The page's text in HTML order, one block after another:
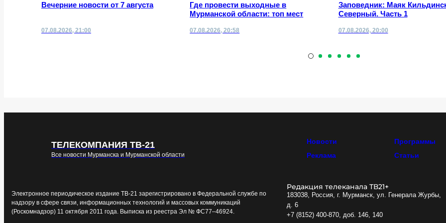
Вечерние новости от 7 августа
07.08.2026, 21:00
Где провести выходные в
Мурманской области: топ мест
07.08.2026, 20:58
Заповедник: Маяк
Северный. Часть 1
07.08.2026, 20:00
ТЕЛЕКОМПАНИЯ ТВ-21
Все новости Мурманска и Мурманской области
Новости Программы
Реклама
Статьи
Электронное периодическое издание ТВ-21 зарегистрировано в Федеральной службе по
надзору в сфере связи, информационных технологий и массовых коммуникаций
(Роскомнадзор) 11 октября 2011 года. Выписка из реестра Эл № ФС77–46924.
Редакция телеканала ТВ21+
183038, Россия, г. Мурманск, ул. Генерала Журбы,
д. 6
+7 (8152) 400-870, доб. 146, 140